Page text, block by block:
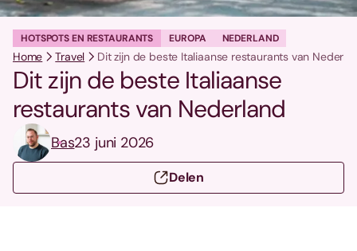
HOTSPOTS EN RESTAURANTS EUROPA NEDERLAND
Home Travel Dit zijn de beste Italiaanse restaurants van
Dit zijn de beste Italiaanse
restaurants van Nederland
Bas23 juni 2026
Delen